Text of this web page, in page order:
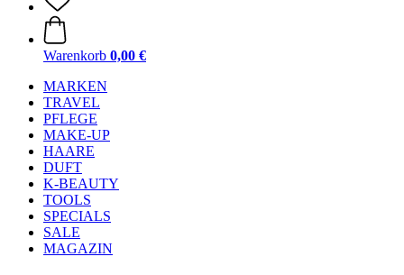
Warenkorb 0,00 €
MARKEN
TRAVEL
PFLEGE
MAKE-UP
HAARE
DUFT
K-BEAUTY
TOOLS
SPECIALS
SALE
MAGAZIN